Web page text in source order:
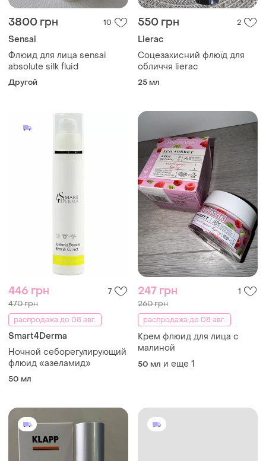
3800 грн 10
Sensai
Флюид для лица sensai
absolute silk fluid
Другой
550 грн 2
Lierac
Соцезахисний флюїд для
обличчя lierac
25 мл
446 грн 7
470 грн
распродажа до 08 авг.
Smart4Derma
Ночной себорегулирующий
флюид «азеламид»
50 мл
247 грн 1
260 грн
распродажа до 08 авг.
Крем флюид для лица с
малиной
50 мл и еще 1